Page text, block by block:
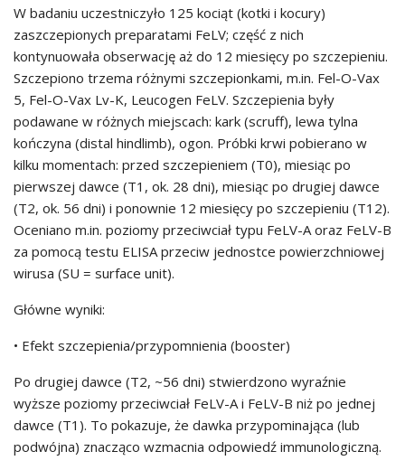
W badaniu uczestniczyło 125 kociąt (kotki i kocury)
zaszczepionych preparatami FeLV; część z nich
kontynuowała obserwację aż do 12 miesięcy po szczepieniu.
Szczepiono trzema różnymi szczepionkami, m.in. Fel-O-Vax
5, Fel-O-Vax Lv-K, Leucogen FeLV. Szczepienia były
podawane w różnych miejscach: kark (scruff), lewa tylna
kończyna (distal hindlimb), ogon. Próbki krwi pobierano w
kilku momentach: przed szczepieniem (T0), miesiąc po
pierwszej dawce (T1, ok. 28 dni), miesiąc po drugiej dawce
(T2, ok. 56 dni) i ponownie 12 miesięcy po szczepieniu (T12).
Oceniano m.in. poziomy przeciwciał typu FeLV-A oraz FeLV-B
za pomocą testu ELISA przeciw jednostce powierzchniowej
wirusa (SU = surface unit).
Główne wyniki:
• Efekt szczepienia/przypomnienia (booster)
Po drugiej dawce (T2, ~56 dni) stwierdzono wyraźnie
wyższe poziomy przeciwciał FeLV-A i FeLV-B niż po jednej
dawce (T1). To pokazuje, że dawka przypominająca (lub
podwójna) znacząco wzmacnia odpowiedź immunologiczną.